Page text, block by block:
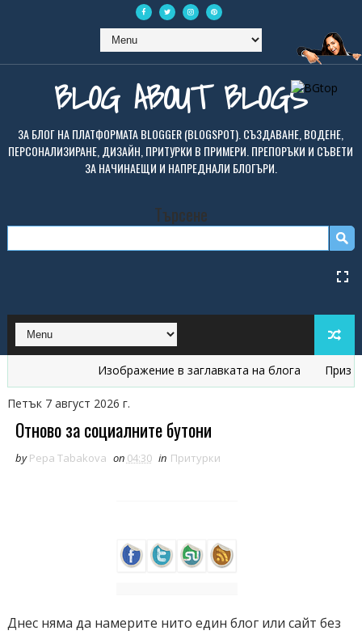
BLOG ABOUT BLOGS
ЗА БЛОГ НА ПЛАТФОРМАТА BLOGGER (BLOGSPOT). СЪЗДАВАНЕ, ВОДЕНЕ,
ПЕРСОНАЛИЗИРАНЕ, ДИЗАЙН, ПРИТУРКИ В ПРИМЕРИ. ПРЕПОРЪКИ И СЪВЕТИ
ЗА НАЧИНАЕЩИ И НАПРЕДНАЛИ БЛОГЪРИ.
Търсене
Изображение в заглавката на блога Признаци,
Петък 7 август 2026 г.
Отново за социалните бутони
by Pepa Tabakova on 04:30 in Притурки
Днес няма да намерите нито един блог или сайт без